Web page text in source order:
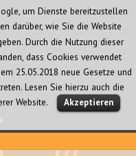
MENÜ
UND
um Dienste bereitzustellen
darüber, wie Sie die Website
Durch die Nutzung dieser
dass Cookies verwendet
25.05.2018 neue Gesetze und
Lesen Sie hierzu auch die
Website.
Akzeptieren